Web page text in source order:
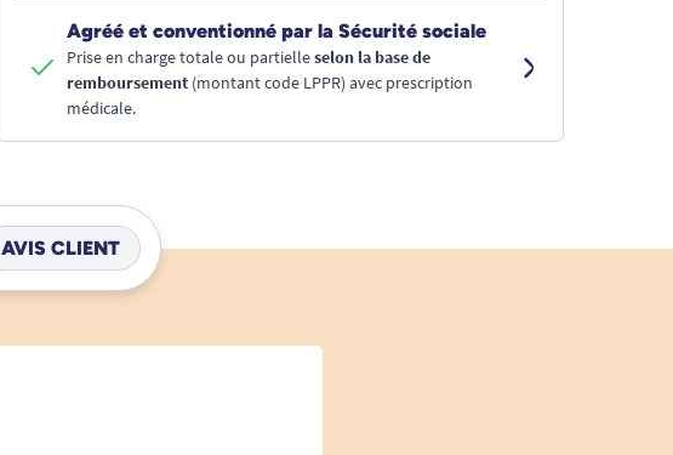
Agréé et conventionné par la Sécurité sociale
Prise en charge totale ou partielleselon la base de
remboursement (montant code LPPR) avec prescription
médicale.
AVIS CLIENT